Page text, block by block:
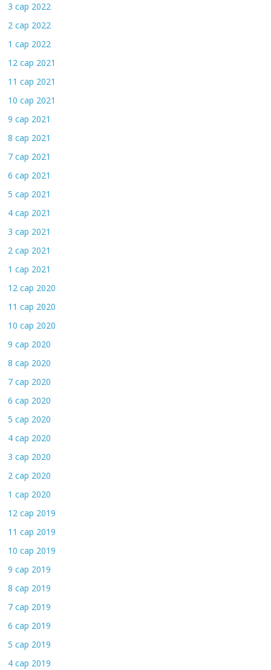
3 сар 2022
2 сар 2022
1 сар 2022
12 сар 2021
11 сар 2021
10 сар 2021
9 сар 2021
8 сар 2021
7 сар 2021
6 сар 2021
5 сар 2021
4 сар 2021
3 сар 2021
2 сар 2021
1 сар 2021
12 сар 2020
11 сар 2020
10 сар 2020
9 сар 2020
8 сар 2020
7 сар 2020
6 сар 2020
5 сар 2020
4 сар 2020
3 сар 2020
2 сар 2020
1 сар 2020
12 сар 2019
11 сар 2019
10 сар 2019
9 сар 2019
8 сар 2019
7 сар 2019
6 сар 2019
5 сар 2019
4 сар 2019